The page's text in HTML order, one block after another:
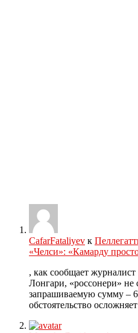
CafarFataliyev к
«Челси»: «Камарду
, как сообщает
Лонгари, «россонери» не
запрашиваемую сумму –
обстоятельство